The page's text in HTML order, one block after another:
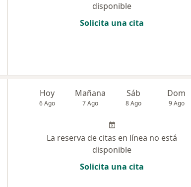
disponible
Solicita una cita
Hoy
6 Ago
Mañana
7 Ago
Sáb
8 Ago
Dom
9 Ago
La reserva de citas en línea no está
disponible
Solicita una cita